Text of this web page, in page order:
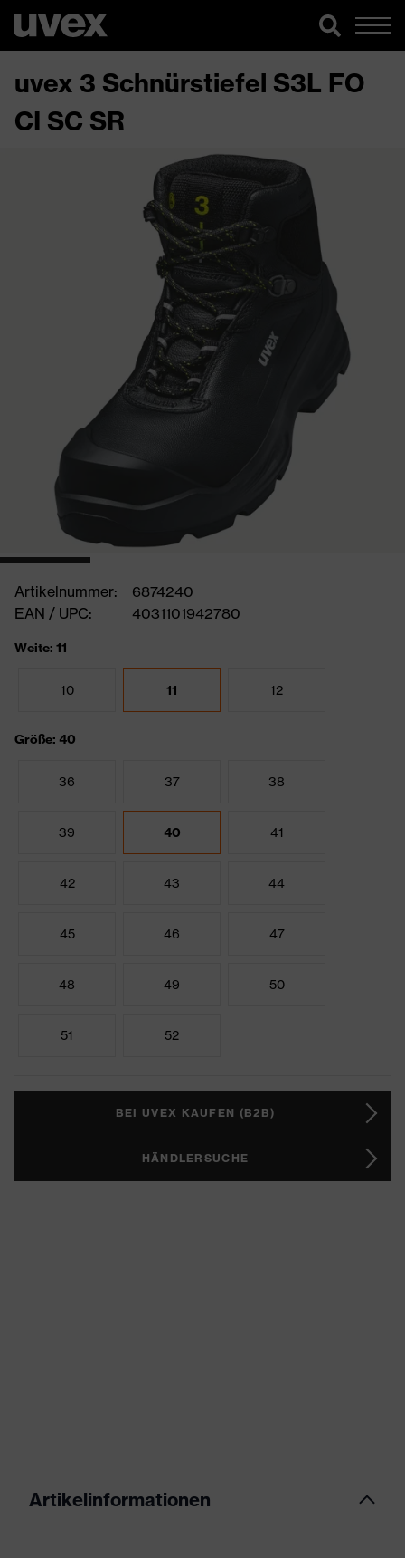
uvex 3 Schnürstiefel S3L FO
CI SC SR
Artikelnummer:
6874240
EAN / UPC:
4031101942780
Weite: 11
10 11 12
Größe: 40
36 37 38
39 40 41
42 43 44
45 46 47
48 49 50
51 52
BEI UVEX KAUFEN (B2B)
HÄNDLERSUCHE
Artikelinformationen